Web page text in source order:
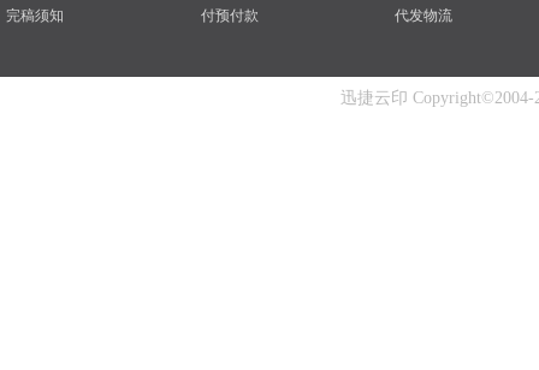
完稿须知 付预付款 代发物流
迅捷云印 Copyright©2004-